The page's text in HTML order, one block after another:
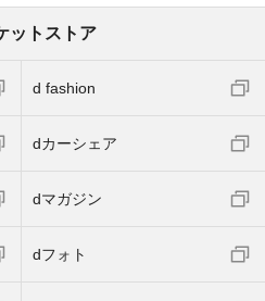
ットストア
d fashion
dカーシェア
dマガジン
dフォト